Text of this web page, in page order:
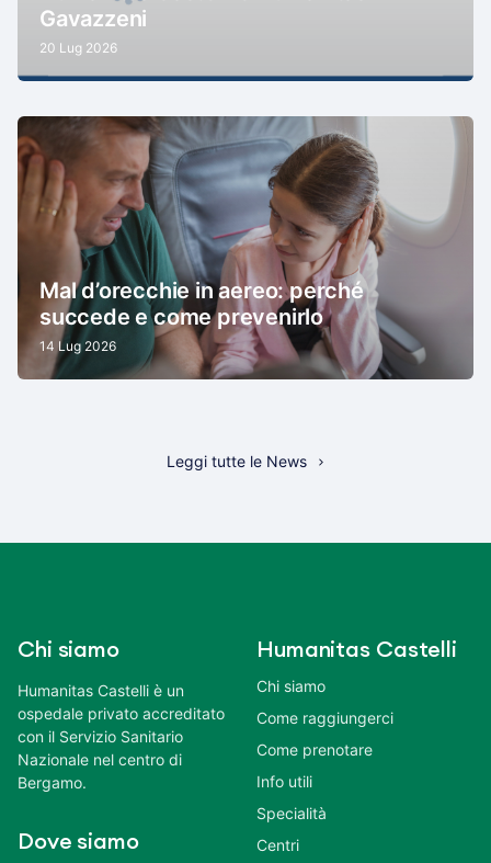
Gavazzeni
20 Lug 2026
Mal d’orecchie in aereo: perché
succede e come prevenirlo
14 Lug 2026
Leggi tutte le News
Chi siamo
Humanitas Castelli è un
ospedale privato accreditato
con il Servizio Sanitario
Nazionale nel centro di
Bergamo.
Dove siamo
Humanitas Castelli
Chi siamo
Come raggiungerci
Come prenotare
Info utili
Specialità
Centri